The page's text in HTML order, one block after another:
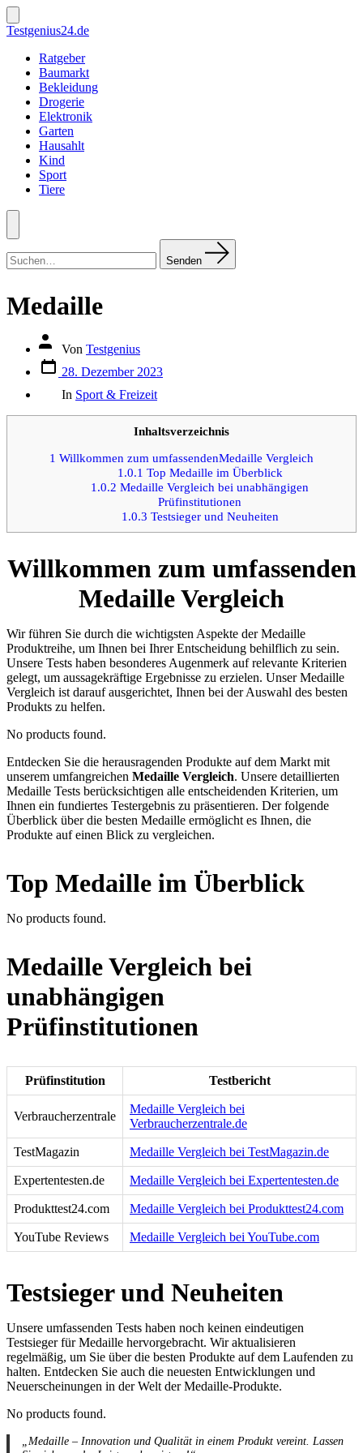
Zum
Inhalt
springen
Suche
ein-/ausblenden
Testgenius24.de
Ratgeber
Baumarkt
Bekleidung
Drogerie
Elektronik
Garten
Hausahlt
Kind
Sport
Tiere
Menü
nach:
Senden
Medaille
Autor
Beitrags
Von Testgenius
Datum
des
Beitrags
28. Dezember 2023
In Sport & Freizeit
Inhaltsverzeichnis
1 Willkommen zum umfassendenMedaille Vergleich
1.0.1 Top Medaille im Überblick
1.0.2 Medaille Vergleich bei unabhängigen
Prüfinstitutionen
1.0.3 Testsieger und Neuheiten
Willkommen zum umfassenden
Medaille Vergleich
Wir führen Sie durch die wichtigsten Aspekte der Medaille
Produktreihe, um Ihnen bei Ihrer Entscheidung behilflich zu sein.
Unsere Tests haben besonderes Augenmerk auf relevante Kriterien
gelegt, um aussagekräftige Ergebnisse zu erzielen. Unser Medaille
Vergleich ist darauf ausgerichtet, Ihnen bei der Auswahl des besten
Produkts zu helfen.
No products found.
Entdecken Sie die herausragenden Produkte auf dem Markt mit
unserem umfangreichen Medaille Vergleich. Unsere detaillierten
Medaille Tests berücksichtigen alle entscheidenden Kriterien, um
Ihnen ein fundiertes Testergebnis zu präsentieren. Der folgende
Überblick über die besten Medaille ermöglicht es Ihnen, die
Produkte auf einen Blick zu vergleichen.
Top Medaille im Überblick
No products found.
Medaille Vergleich bei
unabhängigen
Prüfinstitutionen
Prüfinstitution Testbericht
Verbraucherzentrale
Medaille Vergleich bei
Verbraucherzentrale.de
TestMagazin Medaille Vergleich bei TestMagazin.de
Expertentesten.de Medaille Vergleich bei Expertentesten.de
Produkttest24.com Medaille Vergleich bei Produkttest24.com
YouTube Reviews Medaille Vergleich bei YouTube.com
Testsieger und Neuheiten
Unsere umfassenden Tests haben noch keinen eindeutigen
Testsieger für Medaille hervorgebracht. Wir aktualisieren
regelmäßig, um Sie über die besten Produkte auf dem Laufenden zu
halten. Entdecken Sie auch die neuesten Entwicklungen und
Neuerscheinungen in der Welt der Medaille-Produkte.
No products found.
„Medaille – Innovation und Qualität in einem Produkt vereint. Lassen